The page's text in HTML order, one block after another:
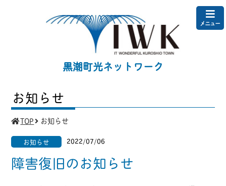
黒潮町光ネットワーク
メニュー
お知らせ
TOP お知らせ
お知らせ 2022/07/06
障害復旧のお知らせ